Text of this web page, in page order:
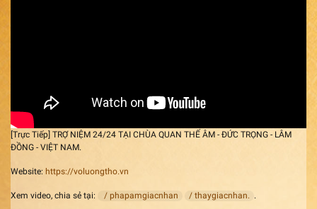
[Trực Tiếp] TRỢ NIỆM 24/24 TẠI CHÙA QUAN THẾ ÂM - ĐỨC TRỌNG - LÂM
ĐỒNG - VIỆT NAM.
Website: https://voluongtho.vn
Xem video, chia sẻ tại: / phapamgiacnhan / thaygiacnhan. .